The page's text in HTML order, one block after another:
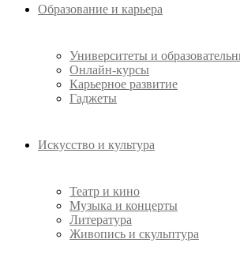
Образование и карьера
Университеты и
Онлайн-курсы
Карьерное развитие
Гаджеты
Искусство и культура
Театр и кино
Музыка и концерты
Литература
Живопись и скульптура